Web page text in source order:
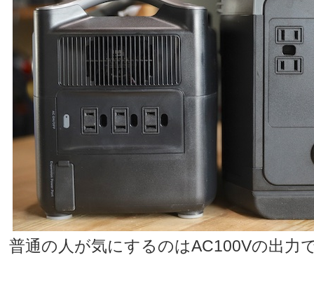
普通の人が気にするのはAC100Vの出力